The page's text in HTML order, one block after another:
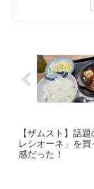
【ザムスト】話
レシオーネ」を
感だった！